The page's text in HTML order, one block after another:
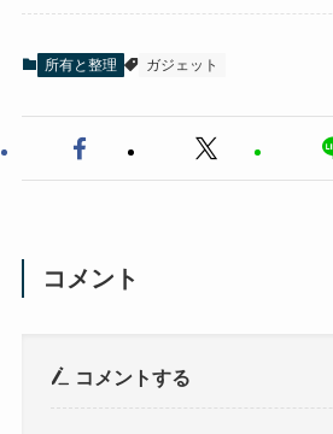
所有と整理 ガジェット
コメント
コメントする